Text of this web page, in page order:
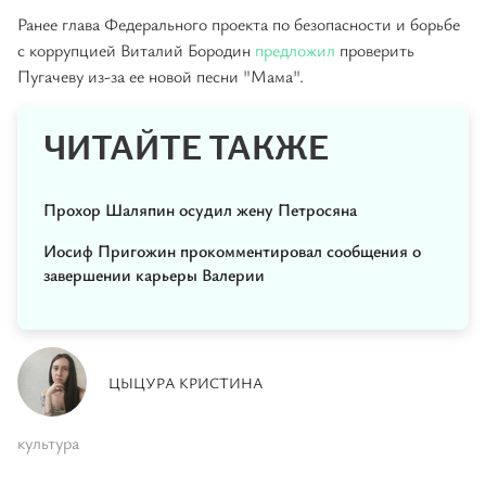
Ранее глава Федерального проекта по безопасности и борьбе
с коррупцией Виталий Бородин предложил проверить
Пугачеву из-за ее новой песни "Мама".
ЧИТАЙТЕ ТАКЖЕ
Прохор Шаляпин осудил жену Петросяна
Иосиф Пригожин прокомментировал сообщения о
завершении карьеры Валерии
ЦЫЦУРА КРИСТИНА
культура